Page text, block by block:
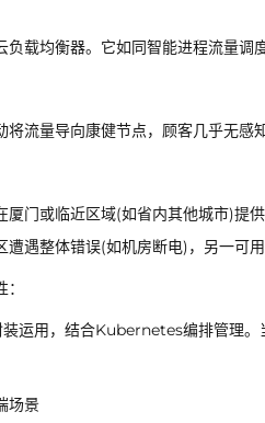
负载均衡器。它如同智能进程流量
流量导向康健节点，顾客几乎无感知
厦门或临近区域(如省内其他城市)提
遭遇整体错误(如机房断电)，另一可
运用，结合Kubernetes编排管理。
场景